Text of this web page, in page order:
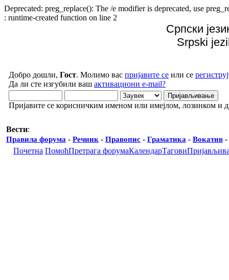
Deprecated: preg_replace(): The /e modifier is deprecated, use
: runtime-created function on line 2
Српски
Srpski
Добро дошли, Гост. Молимо вас пријавите се или се
Да ли сте изгубили ваш активациони e-mail?
Пријавите се корисничким именом или имејлом, лозинком и
Вести:
Правила форума - Речник - Правопис - Граматика - Вокатив -
Почетна ПомоћПретрага форумаКалендарТагови